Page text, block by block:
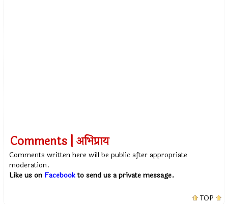
Comments | अभिप्राय
Comments written here will be public after appropriate
moderation.
Like us on Facebookto send us a private message.
TOP